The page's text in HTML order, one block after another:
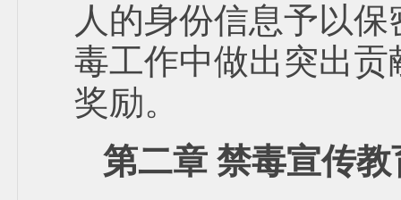
人的身份信息予以
毒工作中做出突出
奖励。
第二章 禁毒宣传教